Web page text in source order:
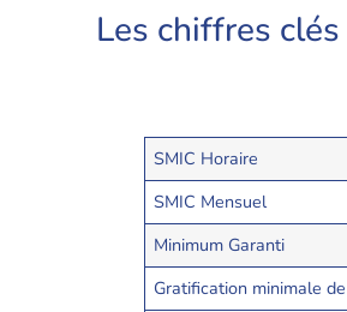
Les chiffres
SMIC Horaire
SMIC Mensuel
Minimum Garanti
Gratification minimale